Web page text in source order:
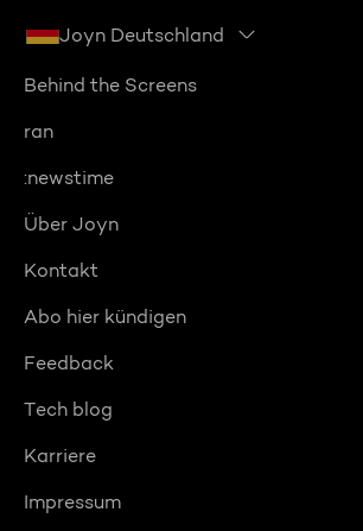
Joyn Deutschland
Behind the Screens
ran
:newstime
Über Joyn
Kontakt
Abo hier kündigen
Feedback
Tech blog
Karriere
Impressum